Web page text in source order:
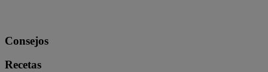
Consejos
Recetas